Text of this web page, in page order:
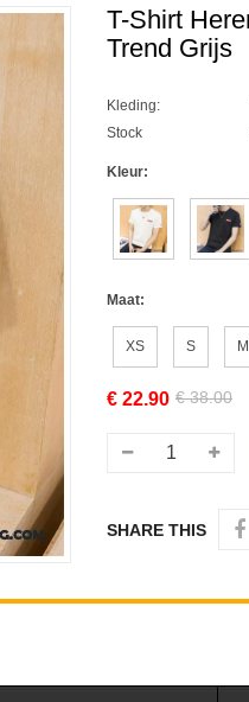
T-Shirt
Trend Grijs
Kleding:
Stock
Kleur:
Maat:
XS S M
€ 22.90 € 38.00
SHARE THIS